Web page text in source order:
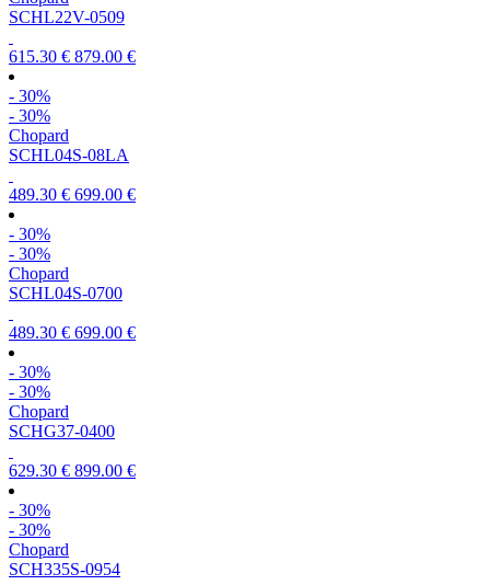
SCHL22V-0509
615.30 € 879.00 €
- 30%
- 30%
Chopard
SCHL04S-08LA
489.30 € 699.00 €
- 30%
- 30%
Chopard
SCHL04S-0700
489.30 € 699.00 €
- 30%
- 30%
Chopard
SCHG37-0400
629.30 € 899.00 €
- 30%
- 30%
Chopard
SCH335S-0954